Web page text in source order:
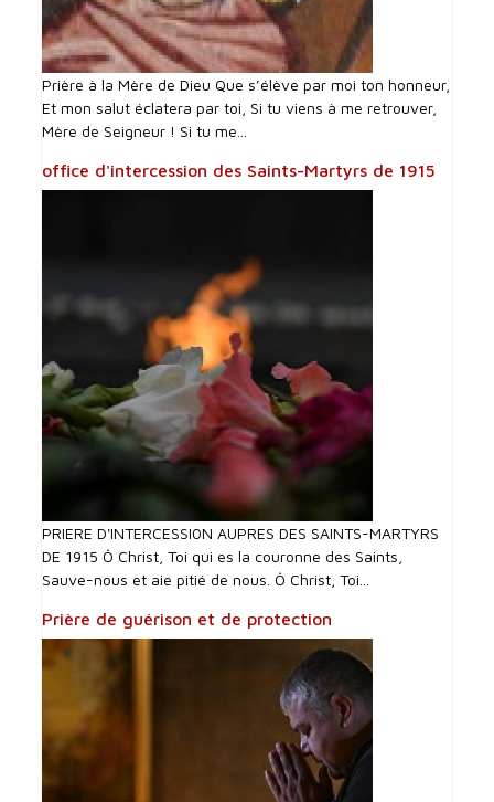
Prière à la Mère de Dieu Que s’élève par moi ton honneur,
Et mon salut éclatera par toi, Si tu viens à me retrouver,
Mère de Seigneur ! Si tu me...
office d'intercession des Saints-Martyrs de 1915
PRIERE D'INTERCESSI0N AUPRES DES SAINTS-MARTYRS
DE 1915 Ô Christ, Toi qui es la couronne des Saints,
Sauve-nous et aie pitié de nous. Ô Christ, Toi...
Prière de guérison et de protection